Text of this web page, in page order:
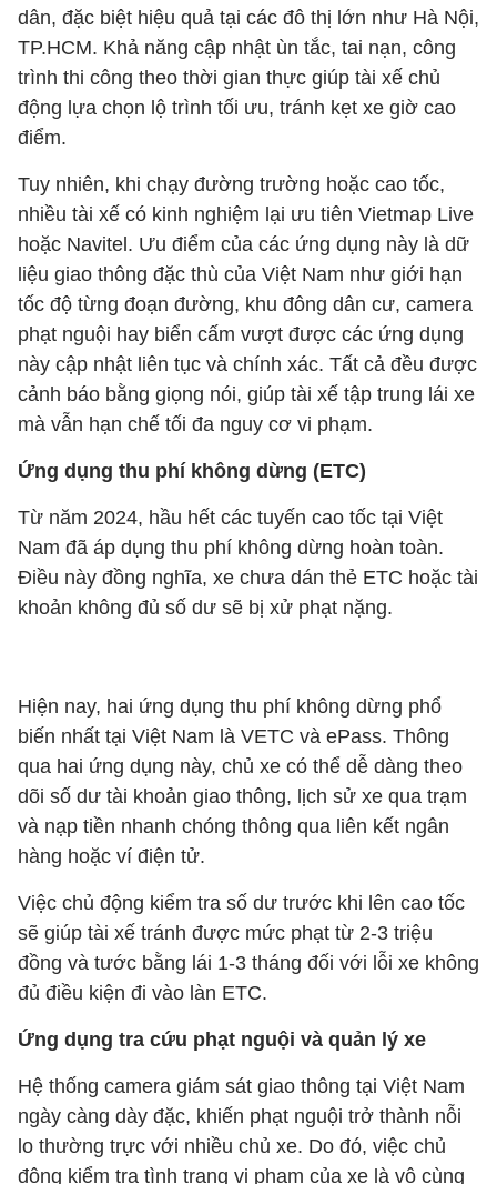
dân, đặc biệt hiệu quả tại các đô thị lớn như Hà Nội,
TP.HCM. Khả năng cập nhật ùn tắc, tai nạn, công
trình thi công theo thời gian thực giúp tài xế chủ
động lựa chọn lộ trình tối ưu, tránh kẹt xe giờ cao
điểm.
Tuy nhiên, khi chạy đường trường hoặc cao tốc,
nhiều tài xế có kinh nghiệm lại ưu tiên Vietmap Live
hoặc Navitel. Ưu điểm của các ứng dụng này là dữ
liệu giao thông đặc thù của Việt Nam như giới hạn
tốc độ từng đoạn đường, khu đông dân cư, camera
phạt nguội hay biển cấm vượt được các ứng dụng
này cập nhật liên tục và chính xác. Tất cả đều được
cảnh báo bằng giọng nói, giúp tài xế tập trung lái xe
mà vẫn hạn chế tối đa nguy cơ vi phạm.
Ứng dụng thu phí không dừng (ETC)
Từ năm 2024, hầu hết các tuyến cao tốc tại Việt
Nam đã áp dụng thu phí không dừng hoàn toàn.
Điều này đồng nghĩa, xe chưa dán thẻ ETC hoặc tài
khoản không đủ số dư sẽ bị xử phạt nặng.
Hiện nay, hai ứng dụng thu phí không dừng phổ
biến nhất tại Việt Nam là VETC và ePass. Thông
qua hai ứng dụng này, chủ xe có thể dễ dàng theo
dõi số dư tài khoản giao thông, lịch sử xe qua trạm
và nạp tiền nhanh chóng thông qua liên kết ngân
hàng hoặc ví điện tử.
Việc chủ động kiểm tra số dư trước khi lên cao tốc
sẽ giúp tài xế tránh được mức phạt từ 2-3 triệu
đồng và tước bằng lái 1-3 tháng đối với lỗi xe không
đủ điều kiện đi vào làn ETC.
Ứng dụng tra cứu phạt nguội và quản lý xe
Hệ thống camera giám sát giao thông tại Việt Nam
ngày càng dày đặc, khiến phạt nguội trở thành nỗi
lo thường trực với nhiều chủ xe. Do đó, việc chủ
động kiểm tra tình trạng vi phạm của xe là vô cùng